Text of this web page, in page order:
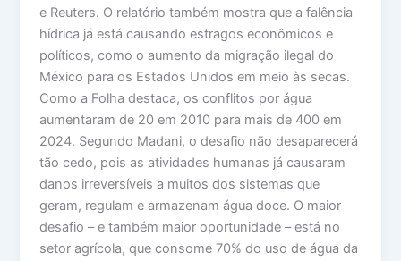
e Reuters. O relatório também mostra que a falência
hídrica já está causando estragos econômicos e
políticos, como o aumento da migração ilegal do
México para os Estados Unidos em meio às secas.
Como a Folha destaca, os conflitos por água
aumentaram de 20 em 2010 para mais de 400 em
2024. Segundo Madani, o desafio não desaparecerá
tão cedo, pois as atividades humanas já causaram
danos irreversíveis a muitos dos sistemas que
geram, regulam e armazenam água doce. O maior
desafio – e também maior oportunidade – está no
setor agrícola, que consome 70% do uso de água da